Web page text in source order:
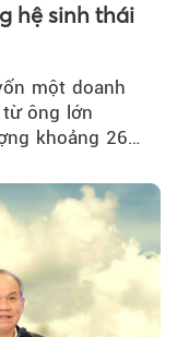
hệ sinh thái
một doanh
ông lớn
khoảng 262